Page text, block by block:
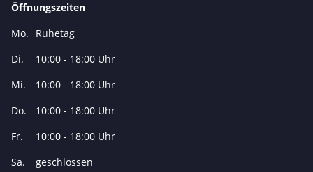
Öffnungszeiten
Mo.
Ruhetag
Di.
10:00 - 18:00 Uhr
Mi.
10:00 - 18:00 Uhr
Do.
10:00 - 18:00 Uhr
Fr.
10:00 - 18:00 Uhr
Sa.
geschlossen